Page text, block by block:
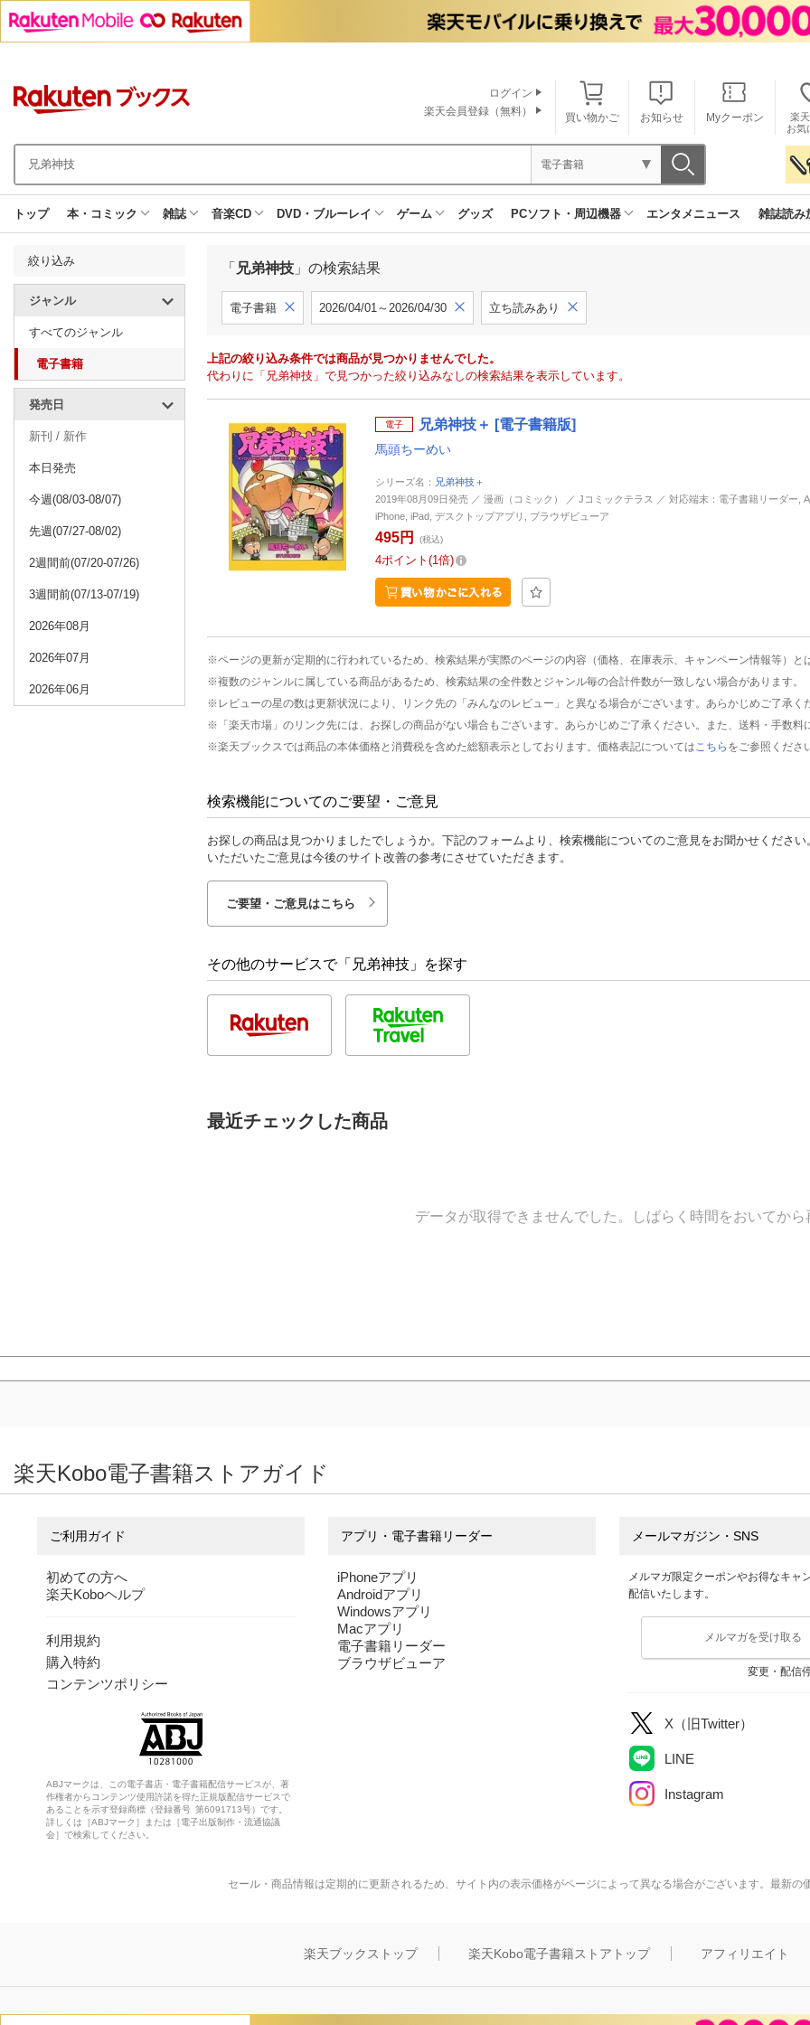
買い物かご お知らせ Myクーポン
楽
お気
ログイン
楽天会員登録（無料）
電子書籍
トップ 本・コミック 雑誌 音楽CD DVD・ブルーレイ ゲーム グッズ PCソフト・周辺機器 エンタメニュース 雑誌読み
絞り込み
ジャンル
すべてのジャンル
電子書籍
発売日
新刊 / 新作
本日発売
今週(08/03-08/07)
先週(07/27-08/02)
2週間前(07/20-07/26)
3週間前(07/13-07/19)
2026年08月
2026年07月
2026年06月
「 兄弟神技 」の検索結果
電子書籍 2026/04/01～2026/04/30 立ち読みあり
上記の絞り込み条件では商品が見つかりませんでした。
代わりに「兄弟神技」で見つかった絞り込みなしの検索結果を表示しています。
電子 兄弟神技＋ [電子書籍版]
馬頭ちーめい
シリーズ名： 兄弟神技＋
2019年08月09日発売 ／ 漫画（コミック） ／ Jコミックテラス ／ 対応端末：電子書籍リーダー,
iPhone, iPad, デスクトップアプリ, ブラウザビューア
495円 (税込)
4ポイント 1倍
※ページの更新が定期的に行われているため、検索結果が実際のページの内容（価格、在庫表示、キャンペーン情報等）と
※複数のジャンルに属している商品があるため、検索結果の全件数とジャンル毎の合計件数が一致しない場合があります。
※レビューの星の数は更新状況により、リンク先の「みんなのレビュー」と異なる場合がございます。あらかじめご了承く
※「楽天市場」のリンク先には、お探しの商品がない場合もございます。あらかじめご了承ください。また、送料・手数
※楽天ブックスでは商品の本体価格と消費税を含めた総額表示としております。価格表記については こちら をご参照くださ
検索機能についてのご要望・ご意見
お探しの商品は見つかりましたでしょうか。下記のフォームより、検索機能についてのご意見をお聞かせください
いただいたご意見は今後のサイト改善の参考にさせていただきます。
ご要望・ご意見はこちら
その他のサービスで「兄弟神技」を探す
最近チェックした商品
データが取得できませんでした。しばらく時間をおいてか
楽天Kobo電子書籍ストアガイド
ご利用ガイド
初めての方へ
楽天Koboヘルプ
利用規約
購入特約
コンテンツポリシー
ABJマークは、この電子書店・電子書籍配信サービスが、著
作権者からコンテンツ使用許諾を得た正規版配信サービスで
あることを示す登録商標（登録番号 第6091713号）です。
詳しくは［ABJマーク］または［電子出版制作・流通協議
会］で検索してください。
アプリ・電子書籍リーダー
iPhoneアプリ
Androidアプリ
Windowsアプリ
Macアプリ
電子書籍リーダー
ブラウザビューア
メールマガジン・SNS
メルマガ限定クーポンやお得なキャ
配信いたします。
メルマガを受け取る
変更・配信
X（旧Twitter）
LINE
Instagram
セール・商品情報は定期的に更新されるため、サイト内の表示価格がページによって異なる場合がございます。最新の
楽天ブックストップ 楽天Kobo電子書籍ストアトップ アフィリエイト